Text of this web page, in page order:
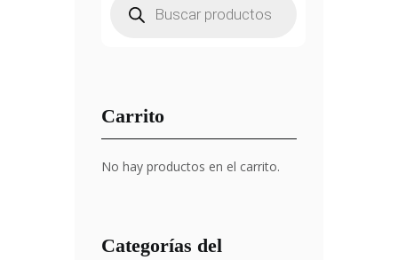
productos
Carrito
No hay productos en el carrito.
Categorías del